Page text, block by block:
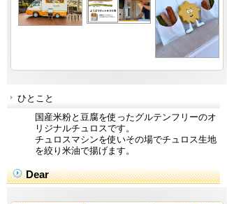
ひとこと
国産米粉と豆腐を使ったグルテンフリーのオ
リジナルチュロスです。
チュロスマシンを使いその場でチュロス生地
を絞り米油で揚げます。
Dear